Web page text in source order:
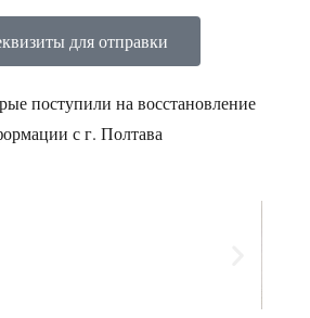
для отправки
поступили на восстановление
с г. Полтава